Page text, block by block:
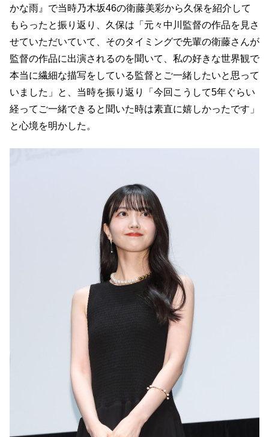
かな雨』で当時乃木坂46の衛藤美彩から久保を紹介して
もらったと振り返り、久保は「元々中川監督の作品を見さ
せていただいていて、そのタイミングで先輩の衛藤さんが
監督の作品に出演されるのを聞いて、私の好きな世界観で
本当に繊細な描写をしている監督とご一緒したいと思って
いました」と、当時を振り返り「今回こうして5年ぐらい
経ってご一緒できると聞いた時は素直に嬉しかったです」
と心境を明かした。